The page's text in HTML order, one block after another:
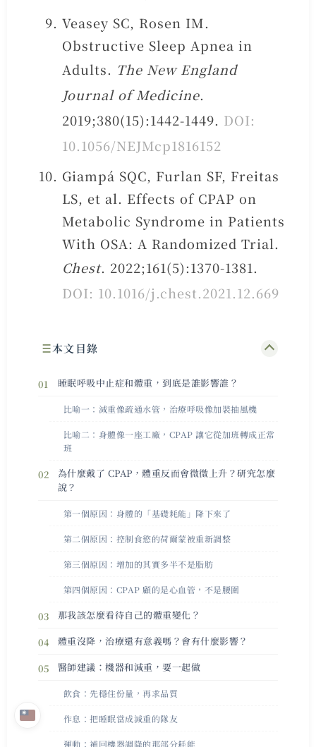
Veasey SC, Rosen IM.
Obstructive Sleep Apnea in
Adults. The New England
Journal of Medicine.
2019;380(15):1442-1449. DOI:
10.1056/NEJMcp1816152
Giampá SQC, Furlan SF, Freitas
LS, et al. Effects of CPAP on
Metabolic Syndrome in Patients
With OSA: A Randomized Trial.
Chest. 2022;161(5):1370-1381.
DOI: 10.1016/j.chest.2021.12.669
本文目錄
睡眠呼吸中止症和體重，到底是誰影響誰？
比喻一：減重像疏通水管，治療呼吸像加裝抽風機
比喻二：身體像一座工廠，CPAP 讓它從加班轉成正常
班
為什麼戴了 CPAP，體重反而會微微上升？研究怎麼
說？
第一個原因：身體的「基礎耗能」降下來了
第二個原因：控制食慾的荷爾蒙被重新調整
第三個原因：增加的其實多半不是脂肪
第四個原因：CPAP 顧的是心血管，不是腰圍
那我該怎麼看待自己的體重變化？
體重沒降，治療還有意義嗎？會有什麼影響？
醫師建議：機器和減重，要一起做
飲食：先穩住份量，再求品質
作息：把睡眠當成減重的隊友
運動：補回機器調降的那部分耗能